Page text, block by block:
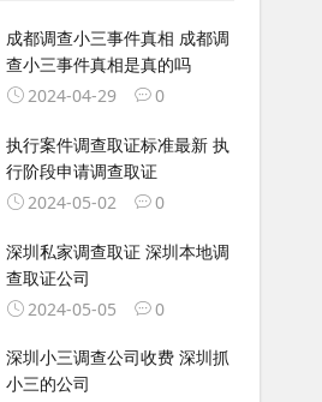
成都调查小三事件真相 成都调
查小三事件真相是真的吗
2024-04-29
0
执行案件调查取证标准最新 执
行阶段申请调查取证
2024-05-02
0
深圳私家调查取证 深圳本地调
查取证公司
2024-05-05
0
深圳小三调查公司收费 深圳抓
小三的公司